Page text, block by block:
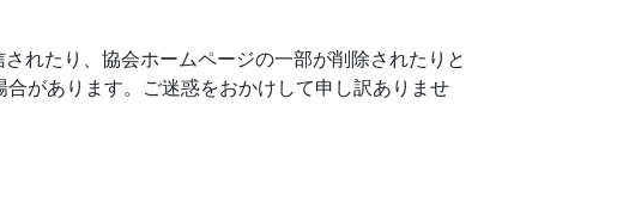
れたり、協会ホームページの一部が削除されたりと
があります。ご迷惑をおかけして申し訳ありませ